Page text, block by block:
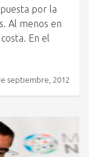
por la
Al menos en
En el
septiembre, 2012